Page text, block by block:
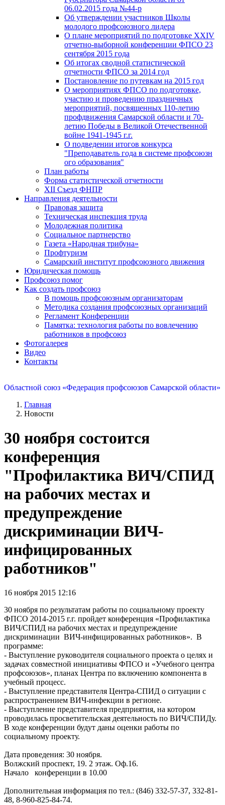
06.02.2015 года №44-р
Об утверждении участников Школы
молодого профсоюзного лидера
О плане мероприятий по подготовке XXIV
отчетно-выборной конференции ФПСО 23
сентября 2015 года
Об итогах сводной статистической
отчетности ФПСО за 2014 год
Постановление по путевкам на 2015 год
О мероприятиях ФПСО по подготовке,
участию и проведению праздничных
мероприятий, посвященных 110-летию
профдвижения Самарской области и 70-
летию Победы в Великой Отечественной
войне 1941-1945 г.г.
О подведении итогов конкурса
"Преподаватель года в системе профсоюзн
ого образования"
План работы
Форма статистической отчетности
XII Съезд ФНПР
Направления деятельности
Правовая защита
Техническая инспекция труда
Молодежная политика
Социальное партнерство
Газета «Народная трибуна»
Профтуризм
Самарский институт профсоюзного движения
Юридическая помощь
Профсоюз помог
Как создать профсоюз
В помощь профсоюзным организаторам
Методика создания профсоюзных организаций
Регламент Конференции
Памятка: технология работы по вовлечению
работников в профсоюз
Фотогалерея
Видео
Контакты
Областной союз «Федерация профсоюзов Самарской области»
Главная
Новости
30 ноября состоится
конференция
"Профилактика ВИЧ/СПИД
на рабочих местах и
предупреждение
дискриминации ВИЧ-
инфицированных
работников"
16 ноября 2015 12:16
30 ноября по результатам работы по социальному проекту
ФПСО 2014-2015 г.г. пройдет конференция «Профилактика
ВИЧ/СПИД на рабочих местах и предупреждение
дискриминации ВИЧ-инфицированных работников». В
программе:
- Выступление руководителя социального проекта о целях и
задачах совместной инициативы ФПСО и «Учебного центра
профсоюзов», планах Центра по включению компонента в
учебный процесс.
- Выступление представителя Центра-СПИД о ситуации с
распространением ВИЧ-инфекции в регионе.
- Выступление представителя предприятия, на котором
проводилась просветительская деятельность по ВИЧ/СПИДу.
В ходе конференции будут даны оценки работы по
социальному проекту.
Дата проведения: 30 ноября.
Волжский проспект, 19. 2 этаж. Оф.16.
Начало конференции в 10.00
Дополнительная информация по тел.: (846) 332-57-37, 332-81-
48, 8-960-825-84-74.